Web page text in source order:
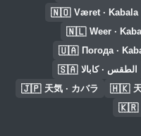
🇳🇴 Været · Kabala
🇳🇱 Weer ·
🇺🇦 Погода ·
🇸🇦 الطقس · كابالا
🇯🇵 天気 · カバラ 🇭🇰
🇰🇷